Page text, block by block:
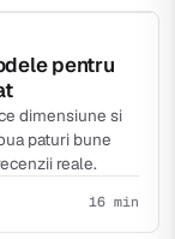
pentru
dimensiune si
paturi bune
reale.
16 min